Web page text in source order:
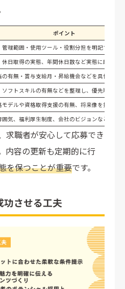
ポイント
理範囲・使用ツール・役割分担を明記する
休日取得の実態、年間休日数など実態に即した
の有無・賞与支給月・昇給機会などを具体的に
ソフトスキルの有無などを整理し、優先順位を
モデルや資格取得支援の有無、将来像を提示す
囲気、福利厚生制度、会社のビジョンなどを具
求職者が安心して応募でき
内容の更新も定期的に行
を保つことが重要です。
功させる工夫